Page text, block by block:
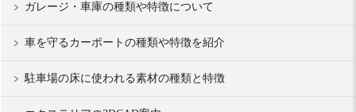
ガレージ・車庫の種類や特徴について
車を守るカーポートの種類や特徴を紹介
駐車場の床に使われる素材の種類と特徴